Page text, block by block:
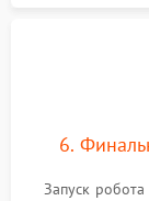
6.
Запуск